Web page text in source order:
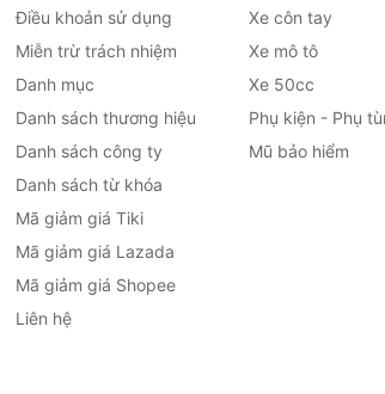
Điều khoản sử dụng
Miễn trừ trách nhiệm
Danh mục
Danh sách thương hiệu
Danh sách công ty
Danh sách từ khóa
Mã giảm giá Tiki
Mã giảm giá Lazada
Mã giảm giá Shopee
Liên hệ
Xe côn tay
Xe mô tô
Xe 50cc
Phụ kiện - Phụ
Mũ bảo hiểm